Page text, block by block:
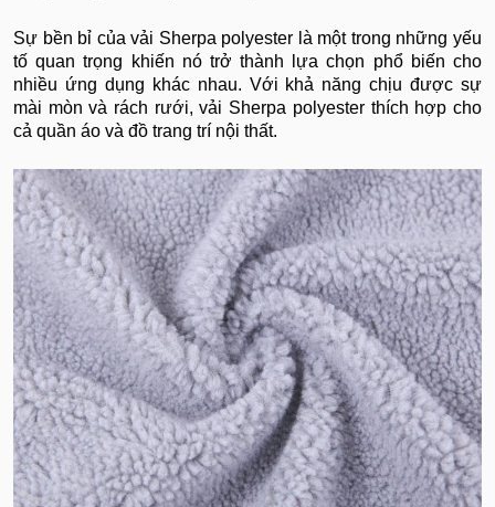
Sự bền bỉ của vải Sherpa polyester là một trong những yếu
tố quan trọng khiến nó trở thành lựa chọn phổ biến cho
nhiều ứng dụng khác nhau. Với khả năng chịu được sự
mài mòn và rách rưới, vải Sherpa polyester thích hợp cho
cả quần áo và đồ trang trí nội thất.